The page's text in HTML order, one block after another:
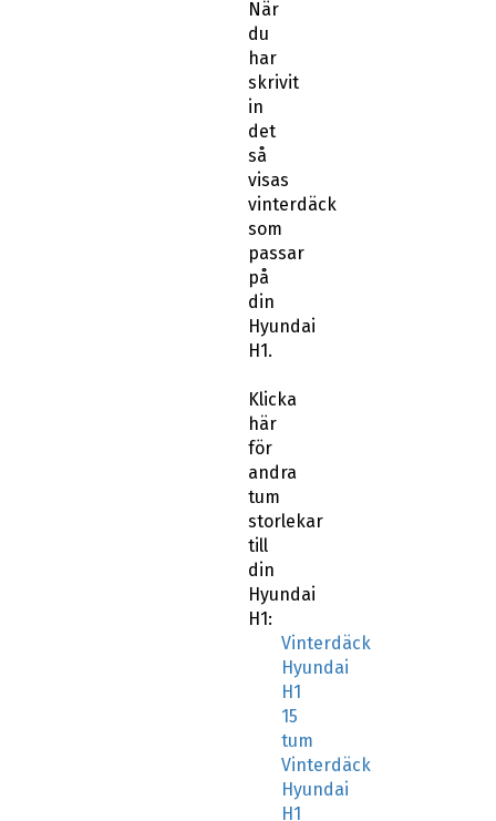
du
har
skrivit
in
det
så
visas
vinterdäck
som
passar
på
din
Hyundai
H1.
här
för
andra
tum
storlekar
till
din
Hyundai
H1:
Hyundai
H1
15
tum
Vinterdäck
Hyundai
H1
16